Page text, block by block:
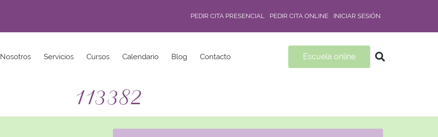
PEDIR CITA PRESENCIAL PEDIR CITA ONLINE INICIAR SESIÓN
Nosotros Servicios Cursos Calendario Blog Contacto Escuela online
113382